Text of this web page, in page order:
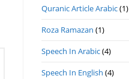
Quranic Article Arabic(1)
Roza Ramazan (1)
Speech In Arabic(4)
Speech In English (4)